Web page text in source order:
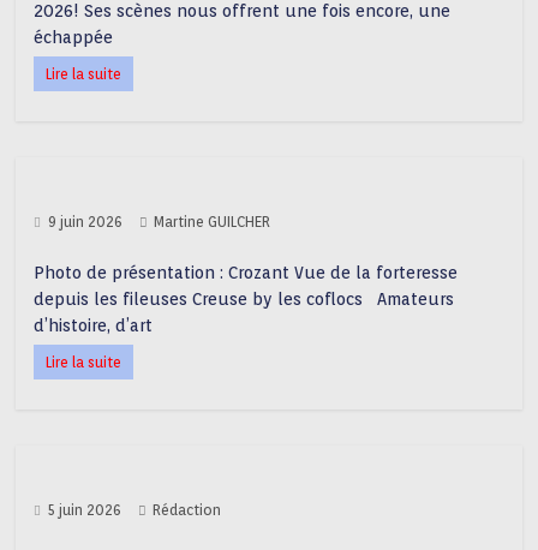
2026! Ses scènes nous offrent une fois encore, une
échappée
Lire la suite
9 juin 2026 Martine GUILCHER
Photo de présentation : Crozant Vue de la forteresse
depuis les fileuses Creuse by les coflocs Amateurs
d’histoire, d’art
Lire la suite
5 juin 2026 Rédaction